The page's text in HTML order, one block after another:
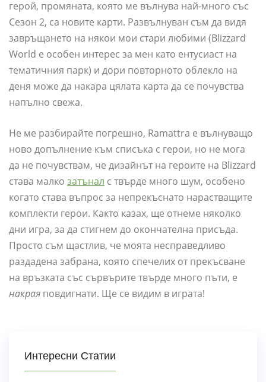
герой, промяната, която ме вълнува най-много със
Сезон 2, са новите карти. Развълнуван съм да видя
завръщането на някои мои стари любими (Blizzard
World е особен интерес за мен като ентусиаст на
тематичния парк) и дори повторното облекло на
деня може да накара цялата карта да се почувства
напълно свежа.
Не ме разбирайте погрешно, Ramattra е вълнуващо
ново допълнение към списъка с герои, но не мога
да не почувствам, че дизайнът на героите на Blizzard
става малко затънал с твърде много шум, особено
когато става въпрос за непрекъснато нарастващите
комплекти герои. Както казах, ще отнеме няколко
дни игра, за да стигнем до окончателна присъда.
Просто съм щастлив, че моята несправедливо
раздадена забрана, която спечелих от прекъсване
на връзката със сървърите твърде много пъти, е
накрая повдигнати. Ще се видим в играта!
Интересни Статии